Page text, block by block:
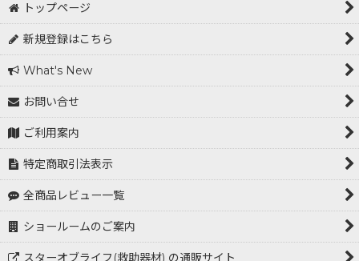
トップページ
新規登録はこちら
What's New
お問い合せ
ご利用案内
特定商取引法表示
全商品レビュー一覧
ショールームのご案内
スターオブライフ(救助器材) の通販サイト